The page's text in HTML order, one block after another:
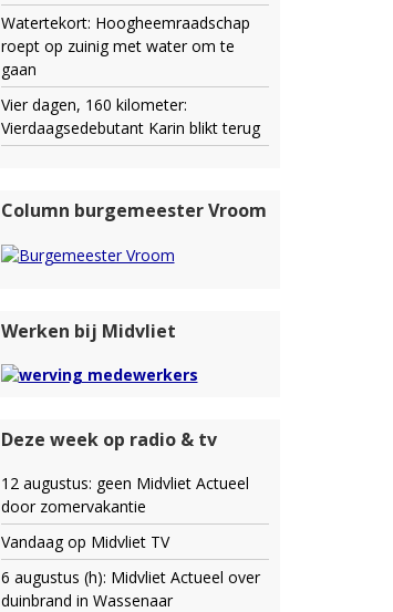
Watertekort: Hoogheemraadschap
roept op zuinig met water om te
gaan
Vier dagen, 160 kilometer:
Vierdaagsedebutant Karin blikt terug
Column burgemeester Vroom
Werken bij Midvliet
Deze week op radio & tv
12 augustus: geen Midvliet Actueel
door zomervakantie
Vandaag op Midvliet TV
6 augustus (h): Midvliet Actueel over
duinbrand in Wassenaar